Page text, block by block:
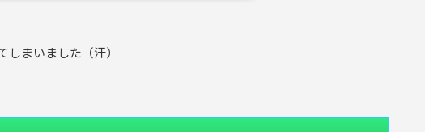
まいました（汗）